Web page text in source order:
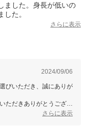
ました。身長が低いの
た。
さらに表示
2024/09/06
びいただき、誠にありが
ただきありがとうござい
さらに表示